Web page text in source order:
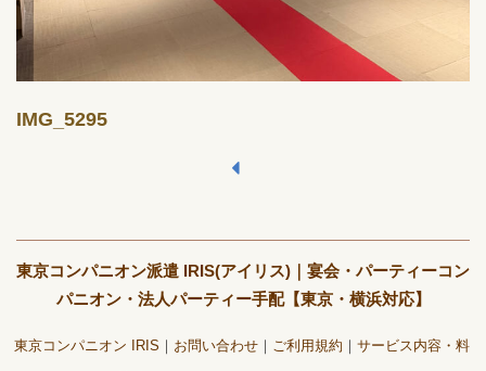
IMG_5295
東京コンパニオン派遣 IRIS(アイリス)｜宴会・パーティーコン
パニオン・法人パーティー手配【東京・横浜対応】
東京コンパニオン IRIS お問い合わせ ご利用規約 サービス内容・料